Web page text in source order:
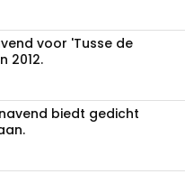
voor 'Tusse de
2012.
biedt gedicht